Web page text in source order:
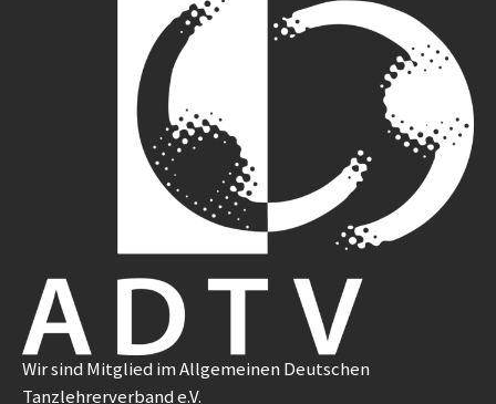
Wir sind Mitglied im Allgemeinen Deutschen
Tanzlehrerverband e.V.